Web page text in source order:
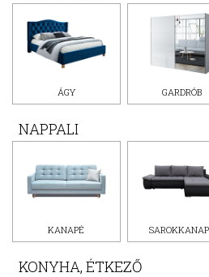
ÁGY GARDRÓB
NAPPALI
KANAPÉ
KONYHA, ÉTKEZŐ